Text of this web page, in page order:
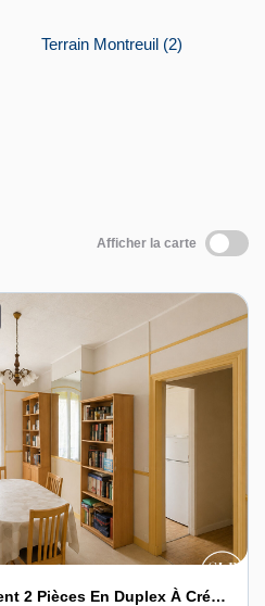
Terrain Montreuil (2)
Afficher la carte
EXCLUSIVITE - Appartement 2 Pièces En Duplex À Créer- Montreuil